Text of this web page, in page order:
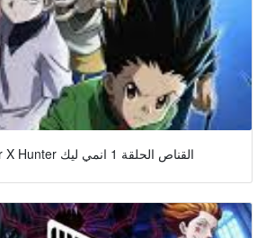
انمي Hunter X Hunter القناص الحلقة 1 انمي ليك